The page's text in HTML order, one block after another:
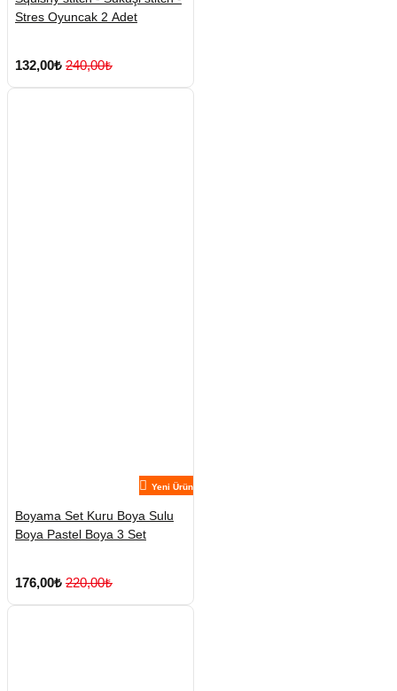
Stres Oyuncak 2 Adet
132,00₺ 240,00₺
Yeni Ürün
Boyama Set Kuru Boya Sulu
Boya Pastel Boya 3 Set
176,00₺ 220,00₺